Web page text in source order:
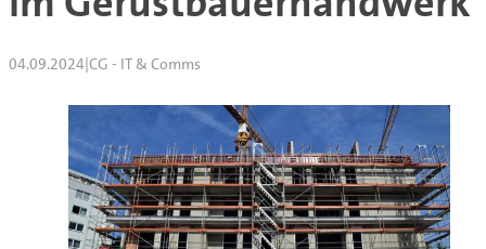
04.09.2024|CG - IT & Comms